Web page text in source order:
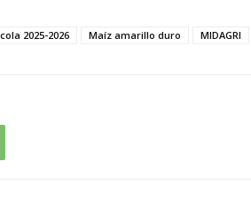
2025-2026 Maíz amarillo duro MIDAGRI